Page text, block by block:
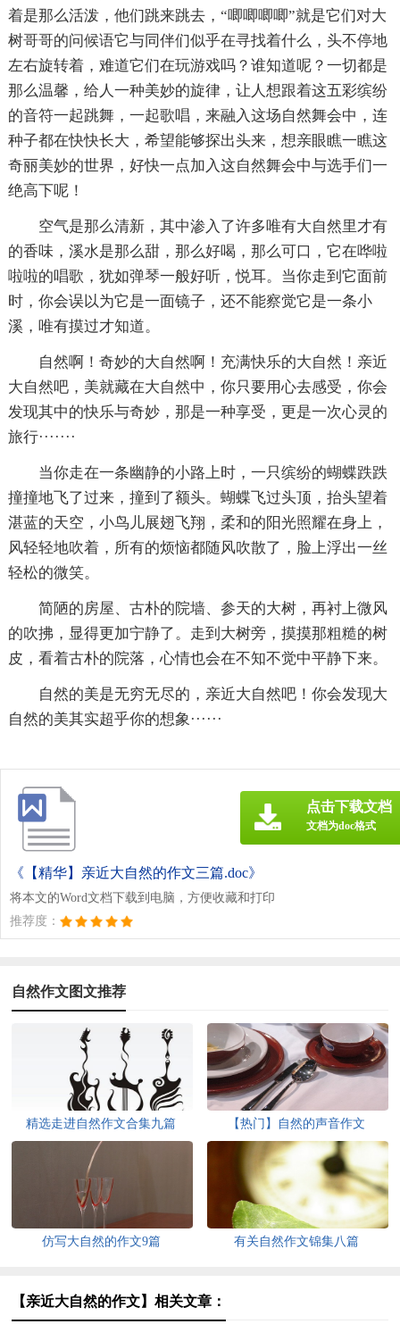
着是那么活泼，他们跳来跳去，“唧唧唧唧”就是它们对大
树哥哥的问候语它与同伴们似乎在寻找着什么，头不停地
左右旋转着，难道它们在玩游戏吗？谁知道呢？一切都是
那么温馨，给人一种美妙的旋律，让人想跟着这五彩缤纷
的音符一起跳舞，一起歌唱，来融入这场自然舞会中，连
种子都在快快长大，希望能够探出头来，想亲眼瞧一瞧这
奇丽美妙的世界，好快一点加入这自然舞会中与选手们一
绝高下呢！
空气是那么清新，其中渗入了许多唯有大自然里才有
的香味，溪水是那么甜，那么好喝，那么可口，它在哗啦
啦啦的唱歌，犹如弹琴一般好听，悦耳。当你走到它面前
时，你会误以为它是一面镜子，还不能察觉它是一条小
溪，唯有摸过才知道。
自然啊！奇妙的大自然啊！充满快乐的大自然！亲近
大自然吧，美就藏在大自然中，你只要用心去感受，你会
发现其中的快乐与奇妙，那是一种享受，更是一次心灵的
旅行·······
当你走在一条幽静的小路上时，一只缤纷的蝴蝶跌跌
撞撞地飞了过来，撞到了额头。蝴蝶飞过头顶，抬头望着
湛蓝的天空，小鸟儿展翅飞翔，柔和的阳光照耀在身上，
风轻轻地吹着，所有的烦恼都随风吹散了，脸上浮出一丝
轻松的微笑。
简陋的房屋、古朴的院墙、参天的大树，再衬上微风
的吹拂，显得更加宁静了。走到大树旁，摸摸那粗糙的树
皮，看着古朴的院落，心情也会在不知不觉中平静下来。
自然的美是无穷无尽的，亲近大自然吧！你会发现大
自然的美其实超乎你的想象······
《【精华】亲近大自然的作文三篇.doc》
将本文的Word文档下载到电脑，方便收藏和打印
推荐度：
点击下载文档
文档为doc格式
自然作文图文推荐
精选走进自然作文合集九篇 【热门】自然的声音作文
仿写大自然的作文9篇 有关自然作文锦集八篇
【亲近大自然的作文】相关文章：